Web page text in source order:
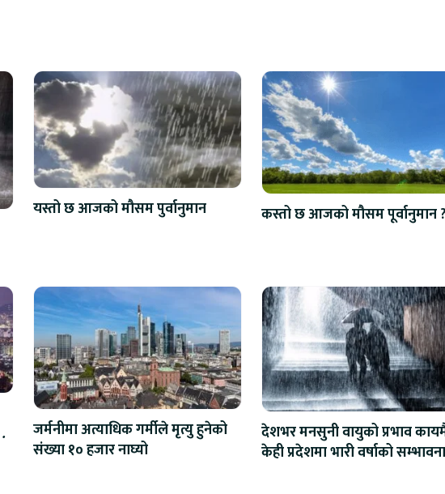
यस्तो छ आजको मौसम पुर्वानुमान कस्तो छ आजको मौसम पूर्वानुमान
जर्मनीमा अत्याधिक गर्मीले मृत्यु हुनेको
संख्या १० हजार नाघ्यो
देशभर मनसुनी वायुको प्रभाव
केही प्रदेशमा भारी वर्षाको सम्भावना